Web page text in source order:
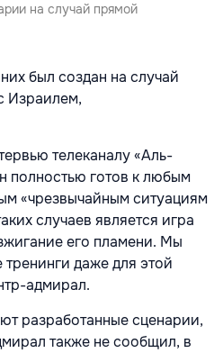
на случай прямой
был создан на случай
Израилем,
телеканалу «Аль-
полностью готов к любым
«чрезвычайным ситуациям
случаев является игра
его пламени. Мы
даже для этой
адмирал.
разработанные сценарии,
также не сообщил, в